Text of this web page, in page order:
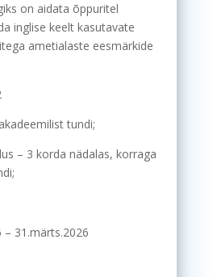
on aidata õppuritel
inglise keelt kasutavate
ametialaste eesmärkide
tundi;
– 3 korda nädalas, korraga
– 31.märts.2026